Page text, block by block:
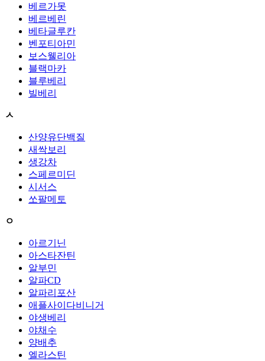
베르가못
베르베린
베타글루칸
벤포티아민
보스웰리아
블랙마카
블루베리
빌베리
ㅅ
산양유단백질
새싹보리
생강차
스페르미딘
시서스
쏘팔메토
ㅇ
아르기닌
아스타잔틴
알부민
알파CD
알파리포산
애플사이다비니거
야생베리
야채수
양배추
엘라스틴